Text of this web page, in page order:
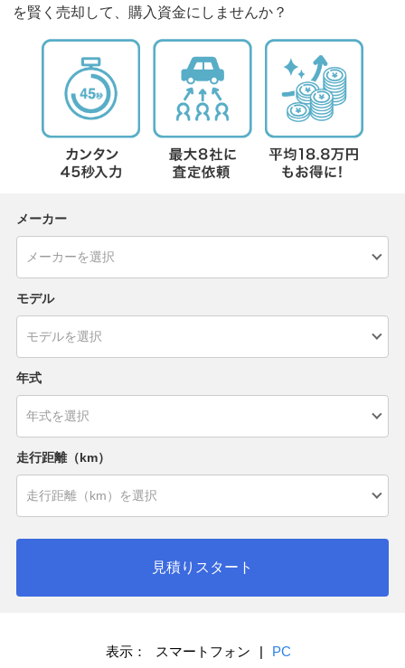
を賢く売却して、購入資金にしませんか？
メーカー
モデル
年式
走行距離（km）
見積りスタート
表示： スマートフォン | PC